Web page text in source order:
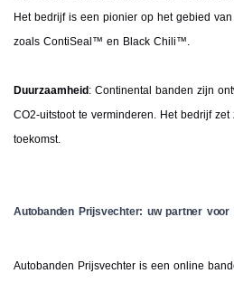
Het bedrijf is een pionier op het gebied
zoals ContiSeal™ en Black Chili™.
Duurzaamheid : Continental banden zijn
CO2-uitstoot te verminderen. Het bedrijf
toekomst.
Autobanden Prijsvechter: uw partner voor
Autobanden Prijsvechter is een online